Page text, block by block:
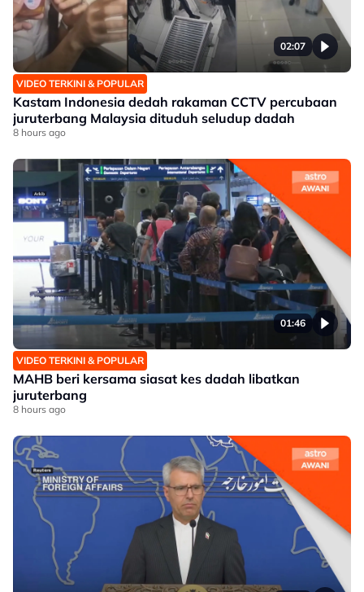
02:07
VIDEO TERKINI & POPULAR
Kastam Indonesia dedah rakaman CCTV percubaan
juruterbang Malaysia dituduh seludup dadah
8 hours ago
01:46
VIDEO TERKINI & POPULAR
MAHB beri kersama siasat kes dadah libatkan
juruterbang
8 hours ago